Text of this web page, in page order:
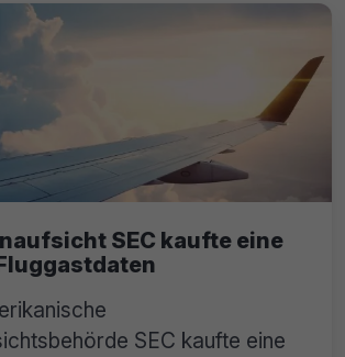
SEC kaufte eine
SEC kaufte eine